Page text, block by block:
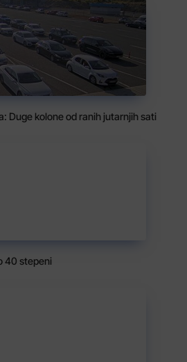
Duge kolone od ranih jutarnjih sati
40 stepeni